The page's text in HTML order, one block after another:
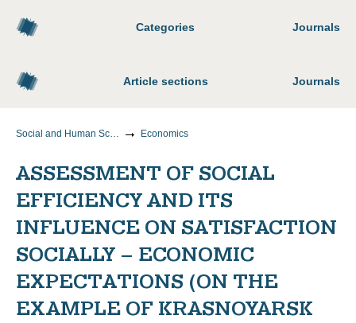
Categories Journals
Article sections Journals
Social and Human Sciences Economics
ASSESSMENT OF SOCIAL
EFFICIENCY AND ITS
INFLUENCE ON SATISFACTION
SOCIALLY – ECONOMIC
EXPECTATIONS (ON THE
EXAMPLE OF KRASNOYARSK